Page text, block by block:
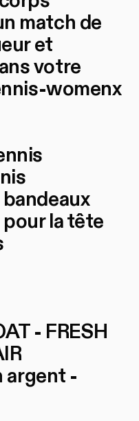
match de
et
votre
womenx
la tête
- FRESH
argent -